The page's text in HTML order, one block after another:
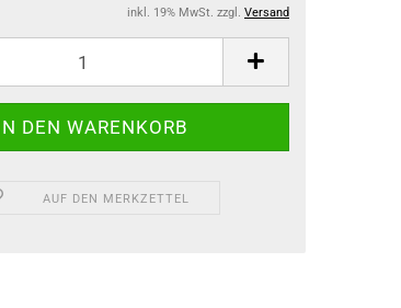
inkl. 19% MwSt. zzgl. Versand
AUF DEN MERKZETTEL